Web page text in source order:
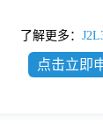
了解更多：
点击立即